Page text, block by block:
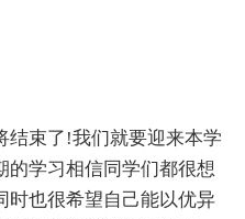
结束了!我们就要迎来本学
的学习相信同学们都很想
时也很希望自己能以优异